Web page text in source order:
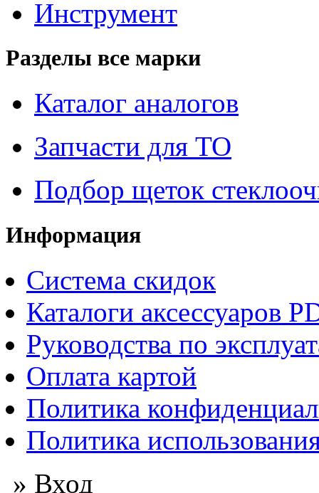
Инструмент
Разделы все марки
Каталог аналогов
Запчасти для ТО
Подбор щеток
Информация
Система скидок
Каталоги аксессуаров
Руководства по
Оплата картой
Политика
Политика
» Вход